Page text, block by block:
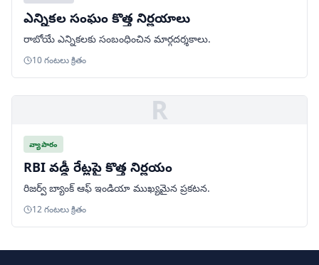
ఎన్నికల సంఘం కొత్త నిర్ణయాలు
రాబోయే ఎన్నికలకు సంబంధించిన మార్గదర్శకాలు.
10 గంటలు క్రితం
R
వ్యాపారం
RBI వడ్డీ రేట్లపై కొత్త నిర్ణయం
రిజర్వ్ బ్యాంక్ ఆఫ్ ఇండియా ముఖ్యమైన ప్రకటన.
12 గంటలు క్రితం